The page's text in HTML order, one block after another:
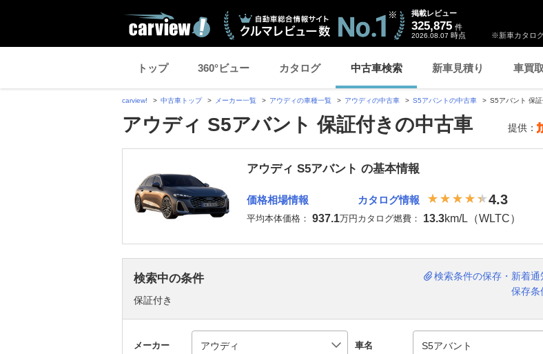
※新車カタロ
掲載レビュー
325,875 件
2026.08.07 時点
トップ 360°ビュー カタログ 中古車検索 新車見積り 車買取
carview! 中古車トップ メーカー一覧 アウディの車種一覧 アウディの中古車 S5アバントの中古車 S5アバント 保
アウディ S5アバント 保証付きの中古車 提供：
アウディ S5アバント の基本情報
価格相場情報
平均本体価格： 937.1万円
カタログ情報 4.3
カタログ燃費： 13.3km/L（WLTC）
検索中の条件
保証付き
検索条件の保存・新着通
保存条
メーカー 車名